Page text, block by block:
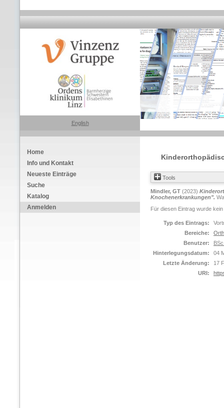
English
Home
Info und Kontakt
Neueste Einträge
Suche
Katalog
Anmelden
Tools
Mindler, GT (2023)
Knochenerkrankungen".
Für diesen Eintrag wurde
Typ des Eintrags:
Bereiche:
Benutzer:
Hinterlegungsdatum:
04
Letzte Änderung:
17
URI: